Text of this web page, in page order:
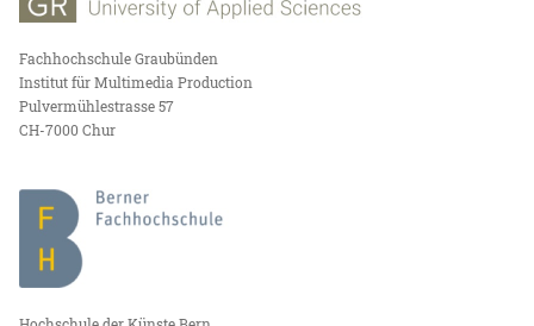
Fachhochschule Graubünden
Institut für Multimedia Production
Pulvermühlestrasse 57
CH-7000 Chur